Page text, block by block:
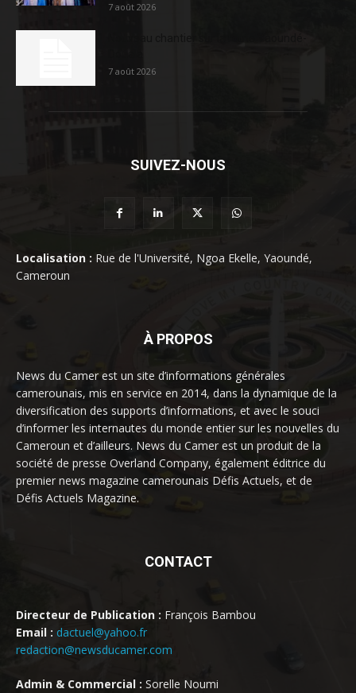
7 août 2026
7 août 2026
SUIVEZ-NOUS
Localisation : Rue de l'Université, Ngoa Ekelle, Yaoundé,
Cameroun
À PROPOS
News du Camer est un site d’informations générales
camerounais, mis en service en 2014, dans la dynamique de la
diversification des supports d’informations, et avec le souci
d’informer les internautes du monde entier sur les nouvelles du
Cameroun et d’ailleurs. News du Camer est un produit de la
société de presse Overland Company, également éditrice du
premier news magazine camerounais Défis Actuels, et de
Défis Actuels Magazine.
CONTACT
Directeur de Publication : François Bambou
Email : dactuel@yahoo.fr
redaction@newsducamer.com
Admin & Commercial : Sorelle Noumi